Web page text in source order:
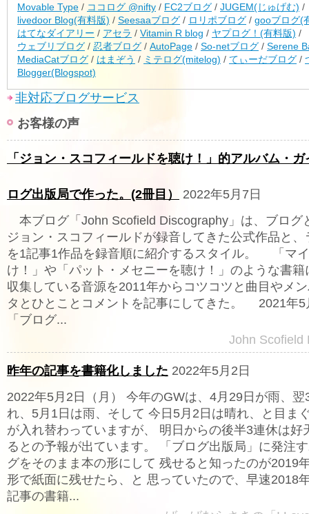
Movable Type / ココログ @nifty / FC2ブログ / JUGEM(じゅげむ) /
livedoor Blog(有料版) / Seesaaブログ / ロリポブログ / gooブログ(
はてなダイアリー / アセラ / Vitamin R blog / ヤプログ！(有料版) /
ウェブリブログ / 忍者ブログ / AutoPage / So-netブログ / Serene
MediaCatブログ / はまぞう / ミテログ(mitelog) / てぃーだブログ /
Blogger(Blogspot)
非対応ブログサービス
お客様の声
「ジョン・スコフィールドを聴け！」的アルバム・
ログ出版局で作った。(2冊目）
2022年5月7日
本ブログ「John Scofield Discography」は、ブログ
ジョン・スコフィールドが録音してきた公式作品と、
を1記事1作品を録音順に紹介するスタイル。 「マ
け！」や「パット・メセニーを聴け！」のような書籍
収集している音源を2011年からコツコツと曲目やメ
タとひとことコメントを記事にしてきた。 2021年5
「ブログ...
John Scofield
昨年の記事を書籍化しました 2022年5月2日
2022年5月2日（月） 今年のGWは、4月29日が雨、翌
れ、5月1日は雨、そして 今日5月2日は晴れ、と目ま
が入れ替わっていますが、 明日からの後半3連休は好
るとの予報が出ています。 「ブログ出版局」に発注
グをそのまま本の形にして 残せると知ったのが2019
形で紙面に残せたら、と 思っていたので、早速2018
記事の書籍...